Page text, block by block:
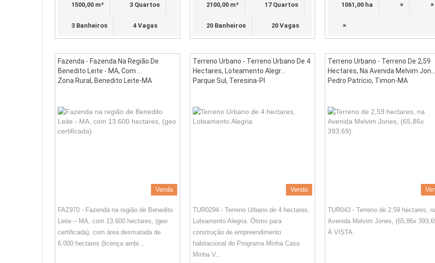
1500,00 m² 3 Quartos
3 Banheiros 4 Vagas
2100,00 m² 17 Quartos
20 Banheiros 20 Vagas
1061,00 ha × ×
×
Fazenda - Fazenda Na Região De
Benedito Leite - MA, Com ...
Zona Rural, Benedito Leite-MA
Venda
FAZ970 - Fazenda na região de Benedito
Leite – MA, com 13.600 hectares, (geo
certificada), com área desmatada de
6.000 hectares (licença ambi...
Terreno Urbano - Terreno Urbano De 4
Hectares, Loteamento Alegr...
Parque Sul, Teresina-PI
Venda
TUR0294 - Terreno Urbano de 4 hectares,
Loteamento Alegria. Ótimo para
construção de empreendimento
habitacional do Programa Minha Casa
Minha V...
Terreno Urbano - Terreno De 2,59
Hectares, Na Avenida Melvim Jon...
Pedro Patrício, Timon-MA
TUR043 - Terreno de 2,59 hectares,
Avenida Melvim Jones, (65,86x
À VISTA.